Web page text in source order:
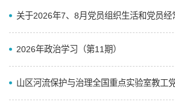
2026年政治学习（第11期）